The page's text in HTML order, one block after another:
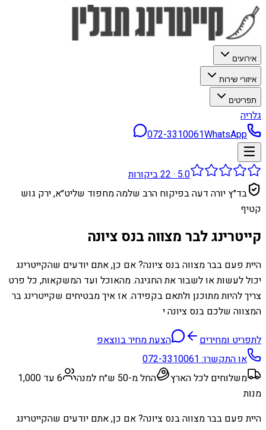
אירועים
איזורי שירות
תפריטים
גלריה
072-3310061WhatsApp
5.0
·
22ביקורות
בד״ץ יורה דעה בפיקוח הרב שלמה מחפוד שליט״א, ירק גוש
קטיף
קייטרינג לבר מצווה בנס ציונה
היית פעם בבר מצווה בנס ציונה? אם כן, אתם יודעים שהקייטרינג
יכול לעשות או לשבור את החגיגה. מהאוכל ועד המשקאות, כל פרט
צריך להיות מתוכנן ולתאם בקפידה. אז איך מבטיחים שקייטרינג בר
המצווה שלכם בנס ציונה י
לתפריט ומחירים
הצעת מחיר בווצאפ
או התקשרו:072-3310061
משלוחים לכל הארץ
החל מ-50 ש״ח למנה
6 עד 1,000
מנות
היית פעם בבר מצווה בנס ציונה? אם כן, אתם יודעים שהקייטרינג